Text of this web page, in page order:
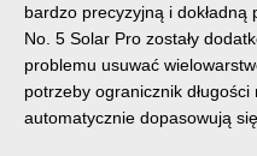
bardzo precyzyjną i
No. 5 Solar Pro zostały
problemu usuwać
potrzeby ogranicznik
automatycznie dopasowują